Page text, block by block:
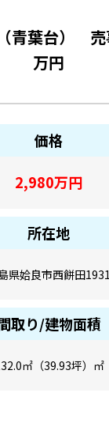
青葉台）
万円
価格
2,980万円
所在地
県姶良市西餅田
取り/建物面積
㎡（39.93坪）㎡